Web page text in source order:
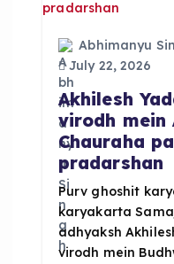
Abhimanyu
July 22, 2026
Akhilesh
virodh mein
Chauraha
pradarshan
Purv ghoshit
karyakarta
adhyaksh
virodh mein